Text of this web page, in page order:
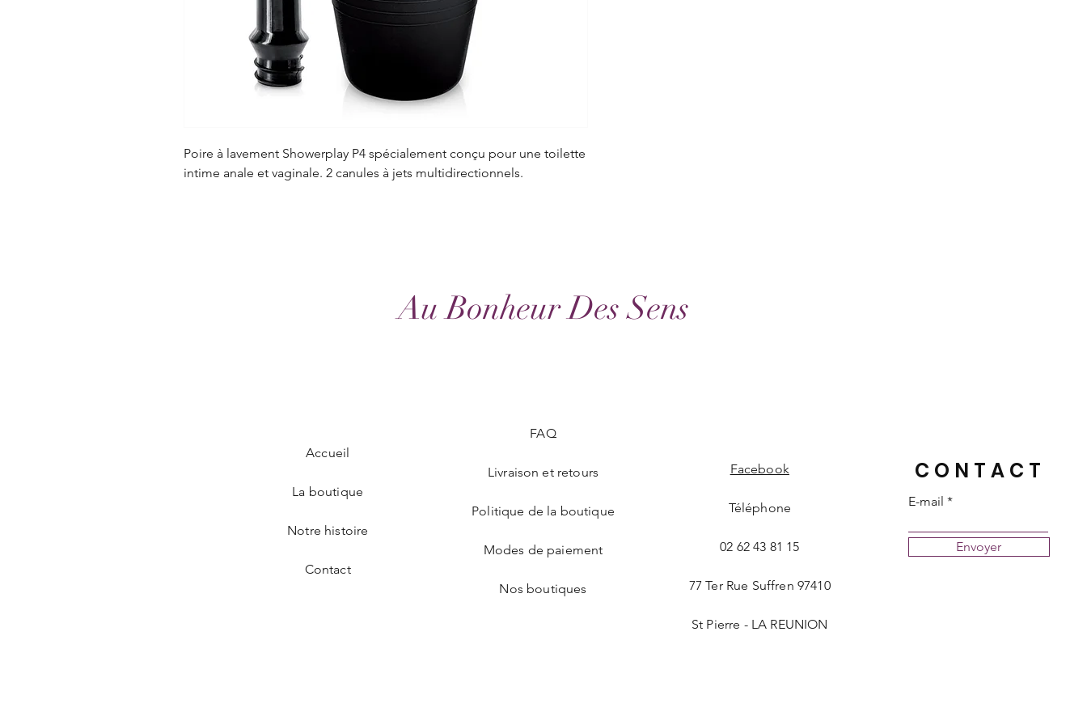
Poire à lavement Showerplay P4 spécialement conçu pour une toilette
intime anale et vaginale. 2 canules à jets multidirectionnels.
Au Bonheur Des Sens
Accueil
La boutique
Notre histoire
Contact
FAQ
Livraison et retours
Politique de la boutique
Modes de paiement
Nos boutiques
Facebook
Téléphone
02 62 43 81 15
77 Ter Rue Suffren 97410
St Pierre - LA REUNION
CONTACT
E-mail
Envoyer